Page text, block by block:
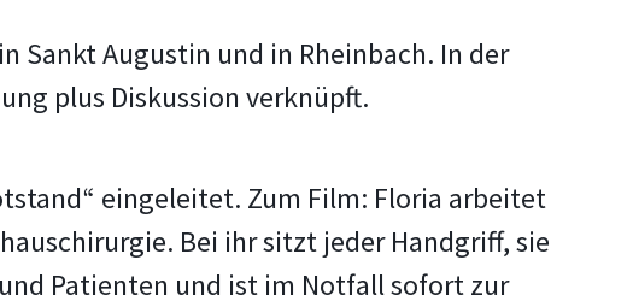
Sankt Augustin und in Rheinbach. In der
plus Diskussion verknüpft.
eingeleitet. Zum Film: Floria arbeitet
Bei ihr sitzt jeder Handgriff, sie
Patienten und ist im Notfall sofort zur